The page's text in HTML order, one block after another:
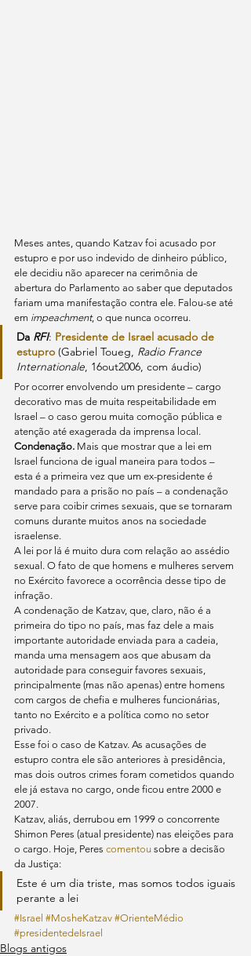
Meses antes, quando Katzav foi acusado por
estupro e por uso indevido de dinheiro público,
ele decidiu não aparecer na cerimônia de
abertura do Parlamento ao saber que deputados
fariam uma manifestação contra ele. Falou-se até
em impeachment, o que nunca ocorreu.
Da RFI: Presidente de Israel acusado de
estupro (Gabriel Toueg, Radio France
Internationale, 16out2006, com áudio)
Por ocorrer envolvendo um presidente – cargo
decorativo mas de muita respeitabilidade em
Israel – o caso gerou muita comoção pública e
atenção até exagerada da imprensa local.
Condenação. Mais que mostrar que a lei em
Israel funciona de igual maneira para todos –
esta é a primeira vez que um ex-presidente é
mandado para a prisão no país – a condenação
serve para coibir crimes sexuais, que se tornaram
comuns durante muitos anos na sociedade
israelense.
A lei por lá é muito dura com relação ao assédio
sexual. O fato de que homens e mulheres servem
no Exército favorece a ocorrência desse tipo de
infração.
A condenação de Katzav, que, claro, não é a
primeira do tipo no país, mas faz dele a mais
importante autoridade enviada para a cadeia,
manda uma mensagem aos que abusam da
autoridade para conseguir favores sexuais,
principalmente (mas não apenas) entre homens
com cargos de chefia e mulheres funcionárias,
tanto no Exército e a política como no setor
privado.
Esse foi o caso de Katzav. As acusações de
estupro contra ele são anteriores à presidência,
mas dois outros crimes foram cometidos quando
ele já estava no cargo, onde ficou entre 2000 e
2007.
Katzav, aliás, derrubou em 1999 o concorrente
Shimon Peres (atual presidente) nas eleições para
o cargo. Hoje, Peres comentou sobre a decisão
da Justiça:
Este é um dia triste, mas somos todos iguais
perante a lei
#Israel #MosheKatzav #OrienteMédio
#presidentedeIsrael
Blogs antigos